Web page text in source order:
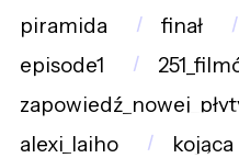
piramida
finał
episode1
alexi_laiho
kojąca